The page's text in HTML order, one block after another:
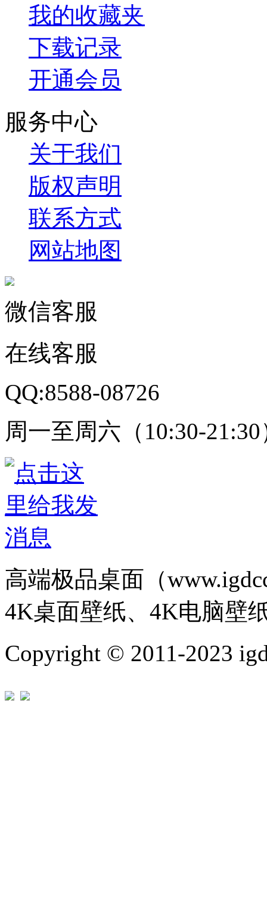
我的收藏夹
下载记录
开通会员
服务中心
关于我们
版权声明
联系方式
网站地图
微信客服
在线客服
QQ:8588-08726
周一至周六（10:30-21:30
高端极品桌面（
4K桌面壁纸、4K电脑壁
Copyright © 2011-2023